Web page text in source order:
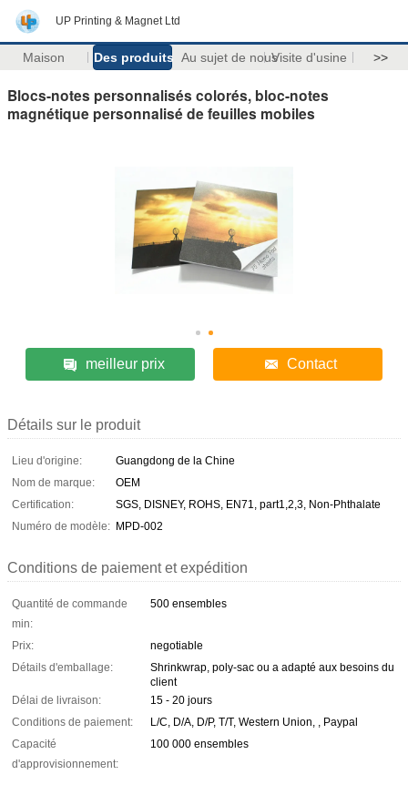
UP Printing & Magnet Ltd
Maison Des produits Au sujet de nousVisite d'usine >>
Blocs-notes personnalisés colorés, bloc-notes
magnétique personnalisé de feuilles mobiles
meilleur prix Contact
Détails sur le produit
Lieu d'origine:
Guangdong de la Chine
Nom de marque:
OEM
Certification:
SGS, DISNEY, ROHS, EN71, part1,2,3, Non-Phthalate
Numéro de modèle: MPD-002
Conditions de paiement et expédition
Quantité de commande
min:
500 ensembles
Prix:
negotiable
Détails d'emballage:
Shrinkwrap, poly-sac ou a adapté aux besoins du
client
Délai de livraison:
15 - 20 jours
Conditions de paiement:
L/C, D/A, D/P, T/T, Western Union, , Paypal
Capacité
d'approvisionnement:
100 000 ensembles